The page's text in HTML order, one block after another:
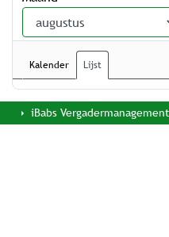
Kalender Lijst
iBabs Vergadermanagement